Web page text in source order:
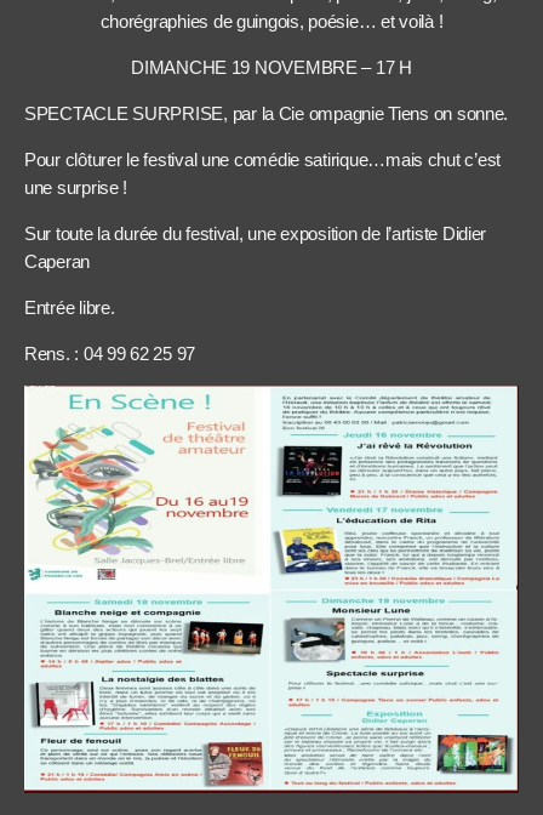
chorégraphies de guingois, poésie… et voilà !
DIMANCHE 19 NOVEMBRE – 17 H
SPECTACLE SURPRISE, par la Cie ompagnie Tiens on sonne.
Pour clôturer le festival une comédie satirique…mais chut c’est
une surprise !
Sur toute la durée du festival, une exposition de l’artiste Didier
Caperan
Entrée libre.
Rens. : 04 99 62 25 97